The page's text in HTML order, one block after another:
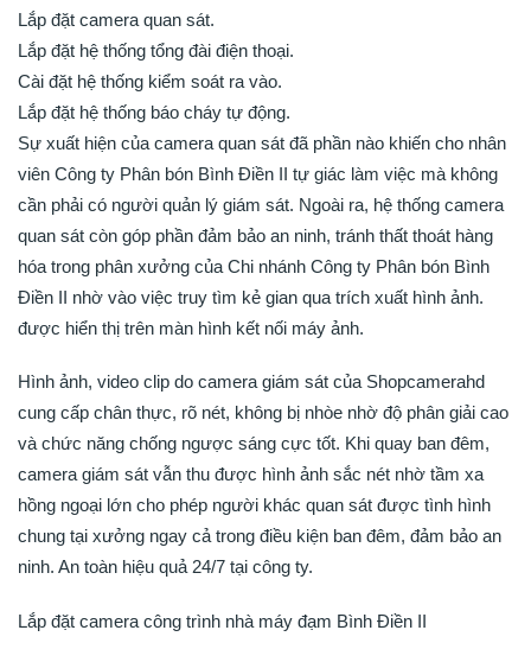
Lắp đặt camera quan sát.
Lắp đặt hệ thống tổng đài điện thoại.
Cài đặt hệ thống kiểm soát ra vào.
Lắp đặt hệ thống báo cháy tự động.
Sự xuất hiện của camera quan sát đã phần nào khiến cho nhân
viên Công ty Phân bón Bình Điền II tự giác làm việc mà không
cần phải có người quản lý giám sát. Ngoài ra, hệ thống camera
quan sát còn góp phần đảm bảo an ninh, tránh thất thoát hàng
hóa trong phân xưởng của Chi nhánh Công ty Phân bón Bình
Điền II nhờ vào việc truy tìm kẻ gian qua trích xuất hình ảnh.
được hiển thị trên màn hình kết nối máy ảnh.
Hình ảnh, video clip do camera giám sát của Shopcamerahd
cung cấp chân thực, rõ nét, không bị nhòe nhờ độ phân giải cao
và chức năng chống ngược sáng cực tốt. Khi quay ban đêm,
camera giám sát vẫn thu được hình ảnh sắc nét nhờ tầm xa
hồng ngoại lớn cho phép người khác quan sát được tình hình
chung tại xưởng ngay cả trong điều kiện ban đêm, đảm bảo an
ninh. An toàn hiệu quả 24/7 tại công ty.
Lắp đặt camera công trình nhà máy đạm Bình Điền II